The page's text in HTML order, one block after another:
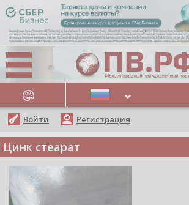
НОВОСТИ
Войти Регистрация
Цинк стеарат